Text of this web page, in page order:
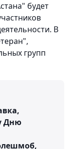
будет
В
групп
Дню